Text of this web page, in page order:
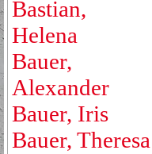
Bastian,
Helena
Bauer,
Alexander
Bauer, Iris
Bauer, Theresa